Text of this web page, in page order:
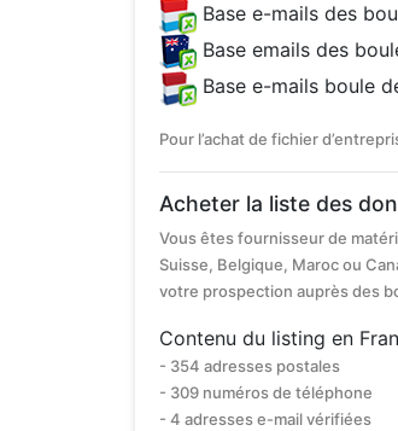
Base e-mails des
Base emails des
Base e-mails boule
Pour l’achat de fichier
Acheter la liste des
Vous êtes fournisseur de
Suisse, Belgique, Maroc ou
votre prospection auprès des
Contenu du listing en
- 354 adresses postales
- 309 numéros de téléphone
- 4 adresses e-mail vérifiées